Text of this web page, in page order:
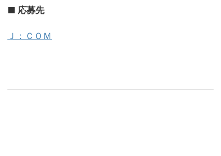
■ 応募先
Ｊ：ＣＯＭ